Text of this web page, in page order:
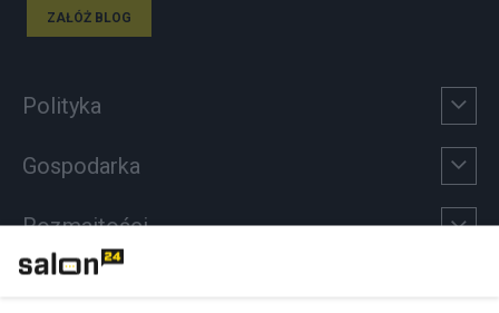
ZAŁÓŻ BLOG
Polityka
Gospodarka
Rozmaitości